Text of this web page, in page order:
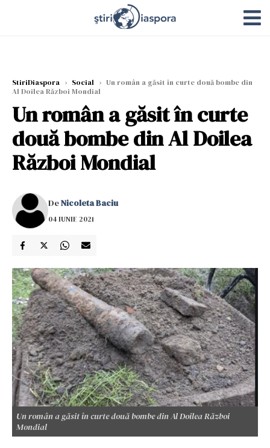
StiriDiaspora › Social › Un român a găsit în curte două bombe din
Al Doilea Război Mondial
Un român a găsit în curte
două bombe din Al Doilea
Război Mondial
DeNicoleta Baciu
04 IUNIE 2021
Un român a găsit în curte două bombe din Al Doilea Război
Mondial